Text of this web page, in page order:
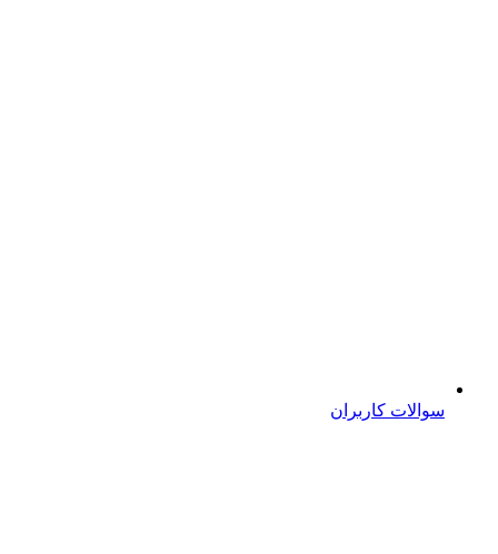
سوالات کاربران